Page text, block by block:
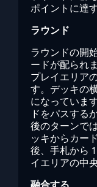
ポイントに達
ラウンド
ラウンドの開
ードが配られ
プレイエリア
す。デッキの
になっていま
ドをパスする
後のターンで
ッキからカー
後、手札から
イエリアの中
融合する